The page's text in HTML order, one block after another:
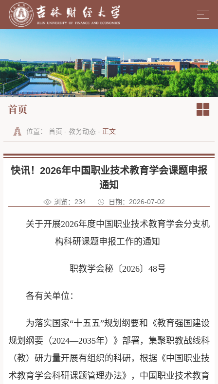
首页
位置： 首页 - 教务动态- 正文
快讯！2026年中国职业技术教育学会课题申报
通知
浏览： 234 日期：2026-07-02
关于开展2026年度中国职业技术教育学会分支机
构科研课题申报工作的通知
职教学会秘〔2026〕48号
各有关单位：
为落实国家“十五五”规划纲要和《教育强国建设
规划纲要（2024—2035年）》部署，集聚职教战线科
（教）研力量开展有组织的科研，根据《中国职业技
术教育学会科研课题管理办法》，中国职业技术教育